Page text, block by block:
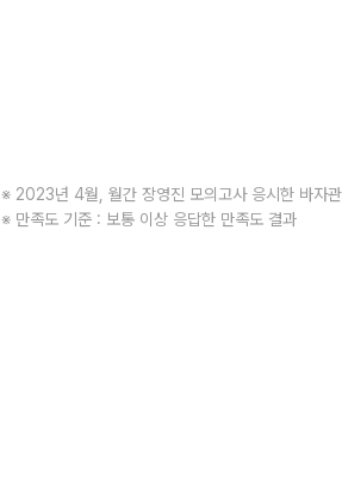
※ 2023년 4월, 월간 장영진 모의고사 응시한 바자
※ 만족도 기준 : 보통 이상 응답한 만족도 결과